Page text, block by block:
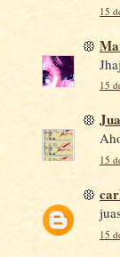
15
15
15
15